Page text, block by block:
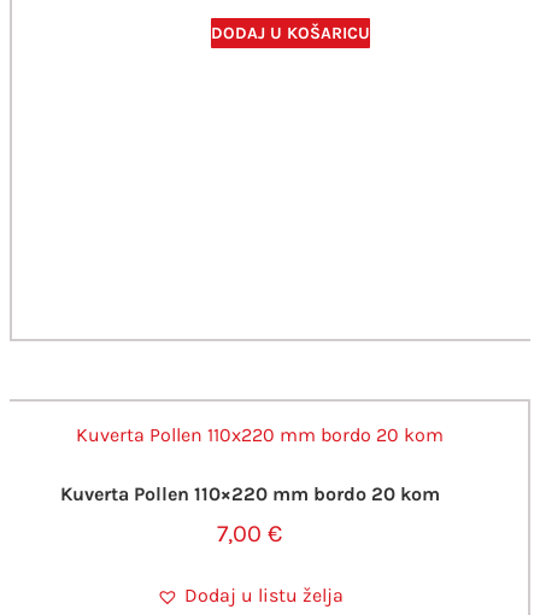
DODAJ U KOŠARICU
Kuverta Pollen 110×220 mm bordo 20 kom
7,00 €
Dodaj u listu želja